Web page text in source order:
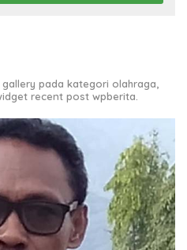
pada kategori olahraga,
recent post wpberita.